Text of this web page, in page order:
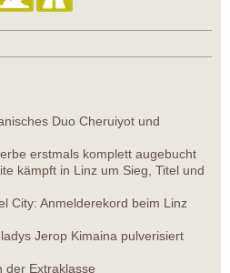
Duo Cheruiyot und
erstmals komplett augebucht
kämpft in Linz um Sieg, Titel und
City: Anmelderekord beim Linz
Jerop Kimaina pulverisiert
der Extraklasse